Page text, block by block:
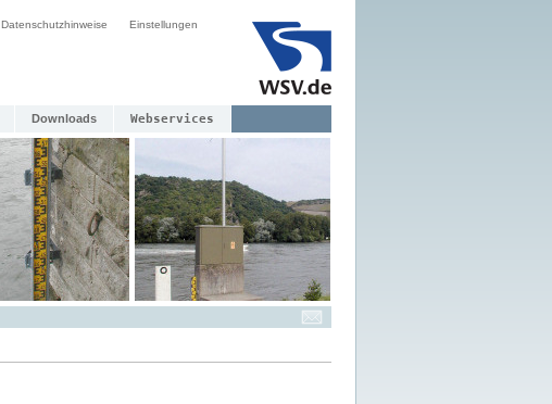
Datenschutzhinweise Einstellungen
Downloads Webservices